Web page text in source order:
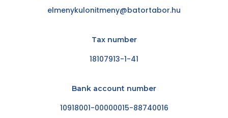
elmenykulonitmeny@batortabor.hu
Tax number
18107913-1-41
Bank account number
10918001-00000015-88740016